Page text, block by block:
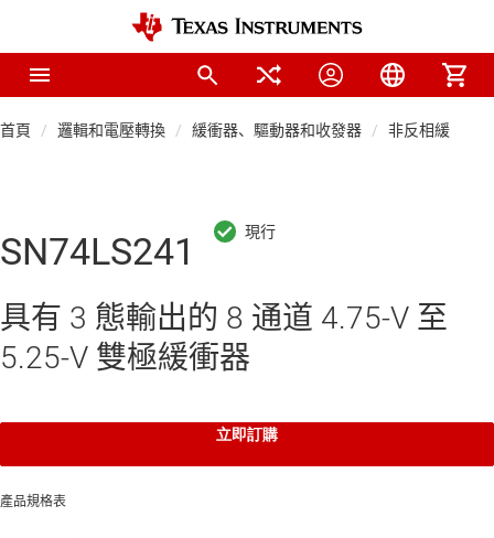
首頁 邏輯和電壓轉換 緩衝器、驅動器和收發器 非反相緩衝器
SN74LS241
具有 3 態輸出的 8 通道 4.75-V 至
5.25-V 雙極緩衝器
立即訂購
產品規格表